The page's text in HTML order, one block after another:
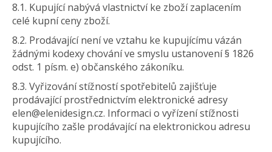
8.1. Kupující nabývá vlastnictví ke zboží zaplacením
celé kupní ceny zboží.
8.2. Prodávající není ve vztahu ke kupujícímu vázán
žádnými kodexy chování ve smyslu ustanovení § 1826
odst. 1 písm. e) občanského zákoníku.
8.3. Vyřizování stížností spotřebitelů zajišťuje
prodávající prostřednictvím elektronické adresy
elen@elenidesign.cz. Informaci o vyřízení stížnosti
kupujícího zašle prodávající na elektronickou adresu
kupujícího.